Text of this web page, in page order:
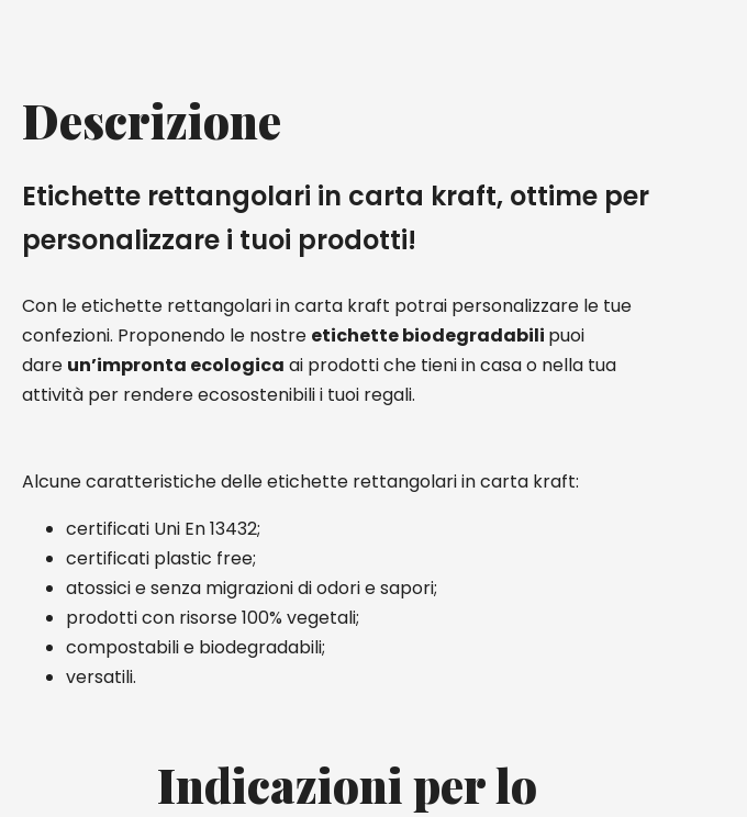
Descrizione
Etichette rettangolari in carta kraft, ottime per
personalizzare i tuoi prodotti!
Con le etichette rettangolari in carta kraft potrai personalizzare le tue
confezioni. Proponendo le nostre etichette biodegradabili puoi
dare un’impronta ecologica ai prodotti che tieni in casa o nella tua
attività per rendere ecosostenibili i tuoi regali.
Alcune caratteristiche delle etichette rettangolari in carta kraft:
certificati Uni En 13432;
certificati plastic free;
atossici e senza migrazioni di odori e sapori;
prodotti con risorse 100% vegetali;
compostabili e biodegradabili;
versatili.
Indicazioni per lo